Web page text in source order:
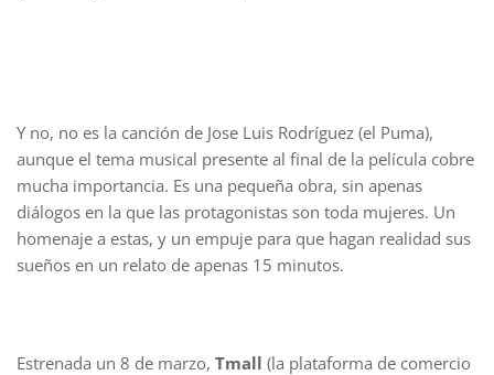
Y no, no es la canción de Jose Luis Rodríguez (el Puma),
aunque el tema musical presente al final de la película cobre
mucha importancia. Es una pequeña obra, sin apenas
diálogos en la que las protagonistas son toda mujeres. Un
homenaje a estas, y un empuje para que hagan realidad sus
sueños en un relato de apenas 15 minutos.
Estrenada un 8 de marzo, Tmall (la plataforma de comercio